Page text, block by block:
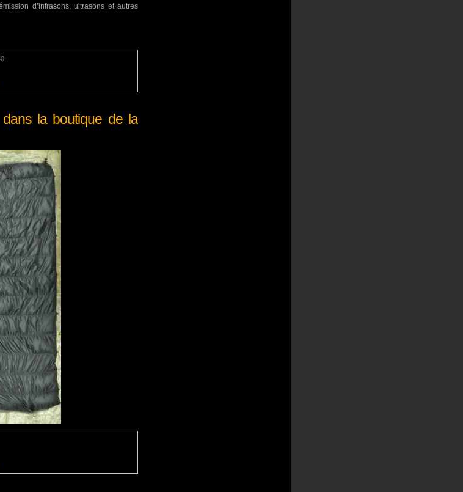
d’infrasons, ultrasons et autres
la boutique de la